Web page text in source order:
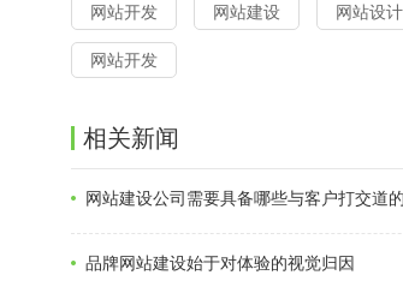
网站开发 网站建设 网站设计
网站开发
相关新闻
网站建设公司需要具备哪些与客户打交道
品牌网站建设始于对体验的视觉归因